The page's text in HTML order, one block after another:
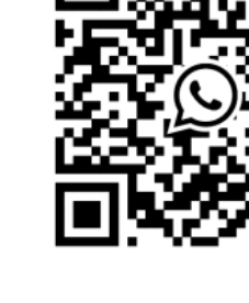
- Lucca, Scuola
Castruccio
murales in
dal Liceo
ore 18 - Fiano
- Messa in
da mons.
ore 20.30 -
Cippo di don
in alcuni
alle ore